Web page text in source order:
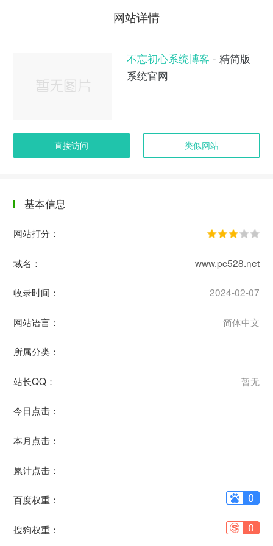
网站详情
不忘初心系统博客 - 精简版
系统官网
直接访问 类似网站
基本信息
网站打分：
域名： www.pc528.net
收录时间： 2024-02-07
网站语言： 简体中文
所属分类：
站长QQ： 暂无
今日点击：
本月点击：
累计点击：
百度权重：
搜狗权重：